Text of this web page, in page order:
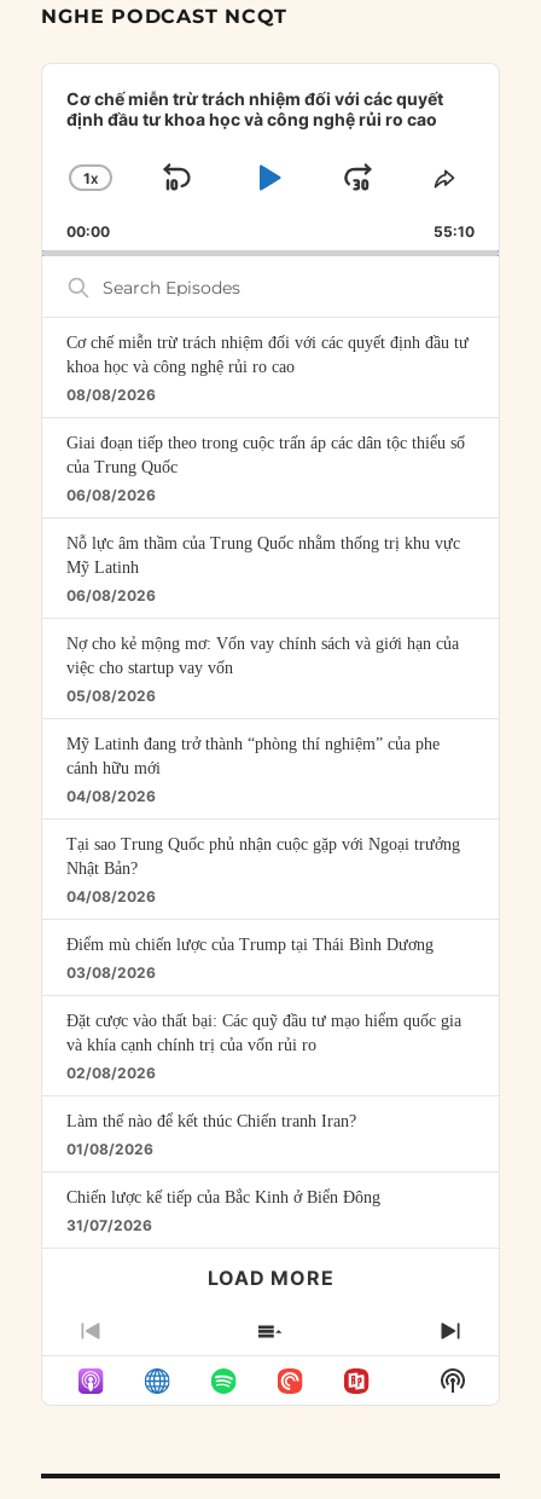
NGHE PODCAST NCQT
Audio
Player
Cơ chế miễn trừ trách nhiệm đối với các quyết
định đầu tư khoa học và công nghệ rủi ro cao
CHANGE
RATE
1X
SKIP
PLAYJUMP
FORWARD
SHARE
00:00 55:10
Search
Episodes
Cơ chế miễn trừ trách nhiệm đối với các quyết định đầu tư
khoa học và công nghệ rủi ro cao
08/08/2026
Giai đoạn tiếp theo trong cuộc trấn áp các dân tộc thiểu số
của Trung Quốc
06/08/2026
Nỗ lực âm thầm của Trung Quốc nhằm thống trị khu vực
Mỹ Latinh
06/08/2026
Nợ cho kẻ mộng mơ: Vốn vay chính sách và giới hạn của
việc cho startup vay vốn
05/08/2026
Mỹ Latinh đang trở thành “phòng thí nghiệm” của phe
cánh hữu mới
04/08/2026
Tại sao Trung Quốc phủ nhận cuộc gặp với Ngoại trưởng
Nhật Bản?
04/08/2026
Điểm mù chiến lược của Trump tại Thái Bình Dương
03/08/2026
Đặt cược vào thất bại: Các quỹ đầu tư mạo hiểm quốc gia
và khía cạnh chính trị của vốn rủi ro
02/08/2026
Làm thế nào để kết thúc Chiến tranh Iran?
01/08/2026
Chiến lược kế tiếp của Bắc Kinh ở Biển Đông
31/07/2026
LOAD MORE
PREVIOUS
EPISODE
SHOW
EPISODES
LIST
NEXT
Show
Podcast